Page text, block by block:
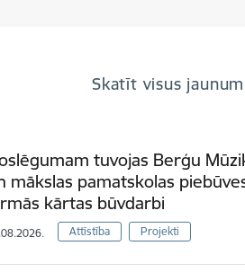
Skatīt visus
tuvojas Berģu
mākslas pamatskolas
kārtas būvdarbi
Attīstība Projekti